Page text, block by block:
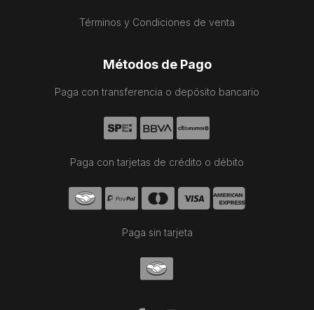
Términos y Condiciones de venta
Métodos de Pago
Paga con transferencia o depósito bancario
Paga con tarjetas de crédito o débito
Paga sin tarjeta